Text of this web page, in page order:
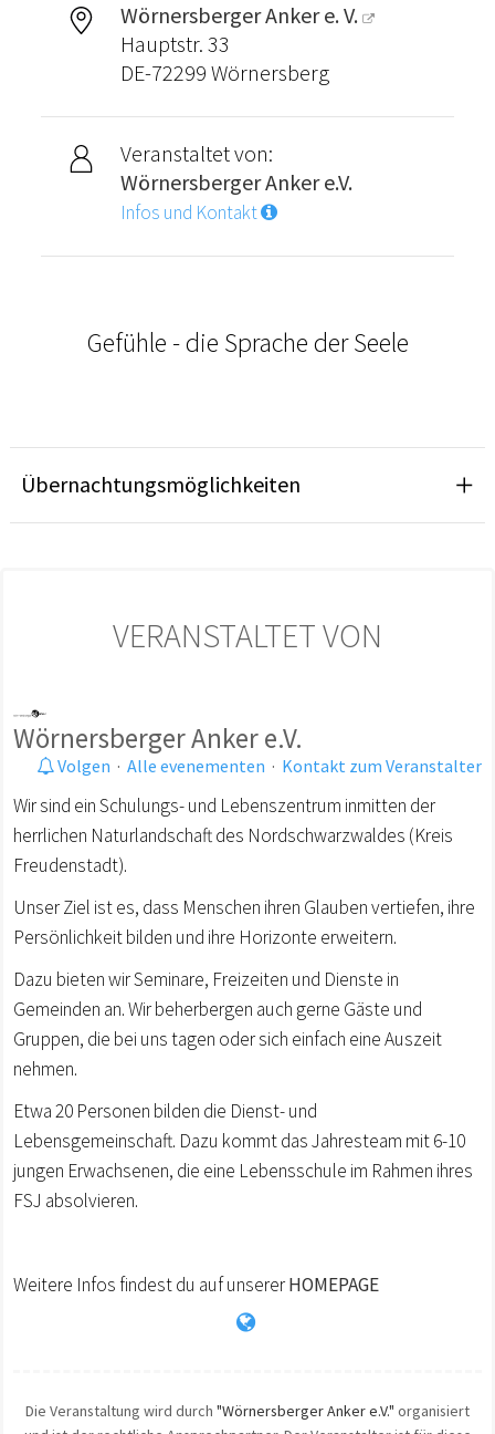
Wörnersberger Anker e. V.
Hauptstr. 33
DE-72299 Wörnersberg
Veranstaltet von:
Wörnersberger Anker e.V.
Infos und Kontakt
Gefühle - die Sprache der Seele
Übernachtungsmöglichkeiten
VERANSTALTET VON
Wörnersberger Anker e.V.
Volgen · Alle evenementen · Kontakt zum Veranstalter
Wir sind ein Schulungs- und Lebenszentrum inmitten der
herrlichen Naturlandschaft des Nordschwarzwaldes (Kreis
Freudenstadt).
Unser Ziel ist es, dass Menschen ihren Glauben vertiefen, ihre
Persönlichkeit bilden und ihre Horizonte erweitern.
Dazu bieten wir Seminare, Freizeiten und Dienste in
Gemeinden an. Wir beherbergen auch gerne Gäste und
Gruppen, die bei uns tagen oder sich einfach eine Auszeit
nehmen.
Etwa 20 Personen bilden die Dienst- und
Lebensgemeinschaft. Dazu kommt das Jahresteam mit 6-10
jungen Erwachsenen, die eine Lebensschule im Rahmen ihres
FSJ absolvieren.
Weitere Infos findest du auf unsererHOMEPAGE
Die Veranstaltung wird durch "Wörnersberger Anker e.V." organisiert